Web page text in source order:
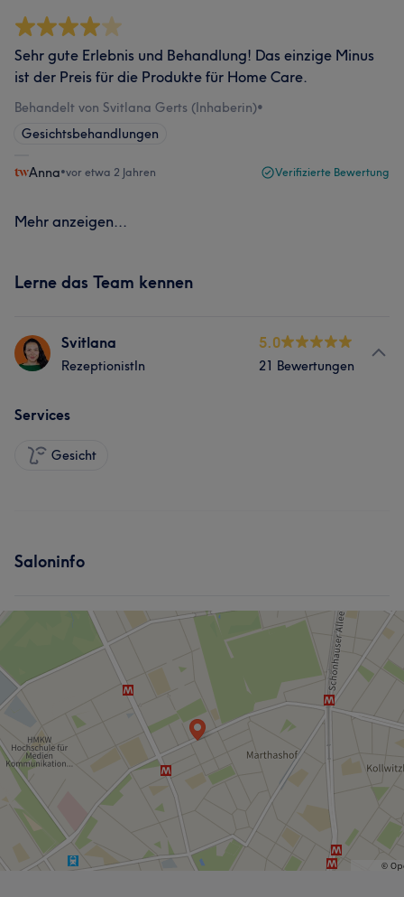
Sehr gute Erlebnis und Behandlung! Das einzige Minus
ist der Preis für die Produkte für Home Care.
Behandelt von Svitlana Gerts (Inhaberin)•
Gesichtsbehandlungen
Anna•vor etwa 2 Jahren Verifizierte Bewertung
Mehr anzeigen...
Lerne das Team kennen
Svitlana
RezeptionistIn
5.0
21 Bewertungen
Services
Gesicht
Saloninfo